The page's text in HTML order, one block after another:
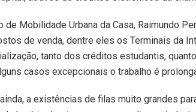
Mobilidade Urbana da Casa, Raimundo
de venda, dentre eles os Terminais da
tanto dos créditos estudantis,
casos excepcionais o trabalho é
a existências de filas muito grandes